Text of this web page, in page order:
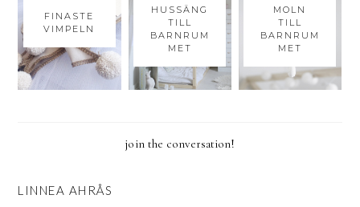
FINASTE
VIMPELN
HUSSÄNG
TILL
BARNRUM
MET
MOLN
TILL
BARNRUM
MET
join the conversation!
LINNEA AHRÅS